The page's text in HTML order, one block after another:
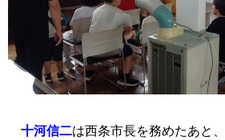
十河信二は西条市長を務めたあと、